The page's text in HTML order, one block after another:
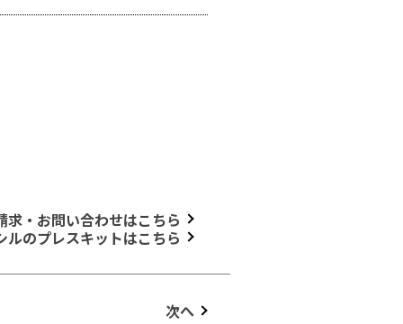
求・お問い合わせはこちら
ルのプレスキットはこちら
次へ